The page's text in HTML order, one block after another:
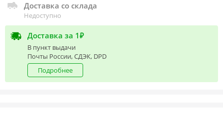
Доставка со склада
Недоступно
Доставка за 1₽
В пункт выдачи
Почты России, СДЭК, DPD
Подробнее